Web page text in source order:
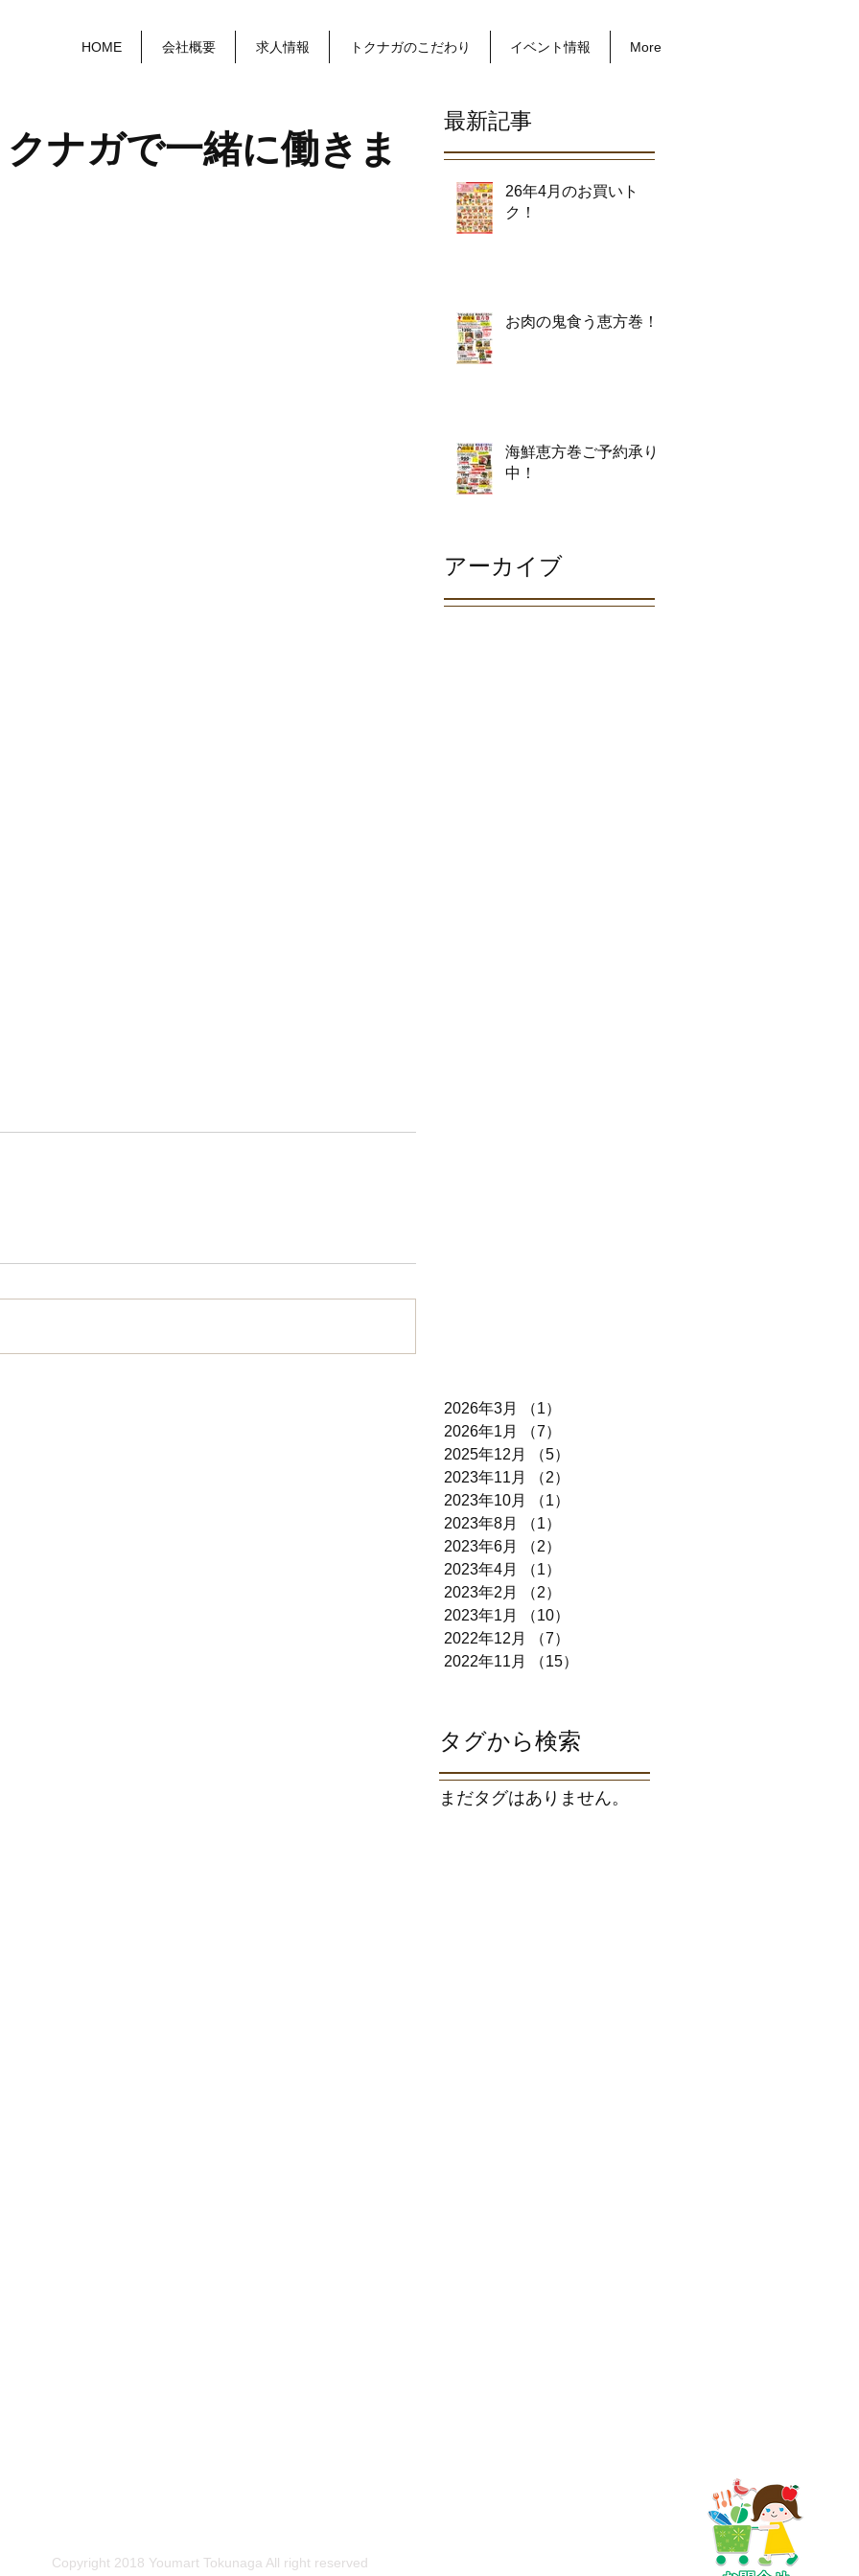
HOME 会社概要 求人情報 トクナガのこだわり イベント情報 More
ナガで一緒に働きま
最新記事
26年4月のお買いト
ク！
お肉の鬼食う恵方巻！
海鮮恵方巻ご予約承り
中！
アーカイブ
2026年3月 （1）
2026年1月
（7）
2025年12月
（5）
2023年11月
（2）
2023年10月
（1）
2023年8月
（1）
2023年6月
（2）
2023年4月
（1）
2023年2月
（2）
2023年1月
（10）
2022年12月
（7）
2022年11月
（15）
タグから検索
まだタグはありません。
Copyright 2018 Youmart Tokunaga All right reserved